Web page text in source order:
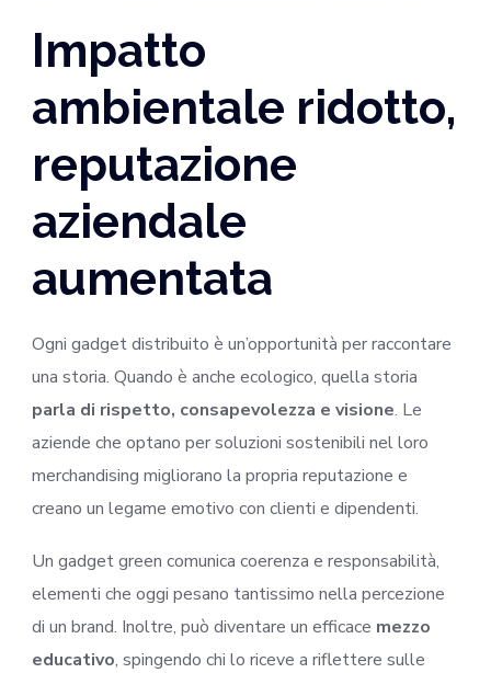
Impatto
ambientale ridotto,
reputazione
aziendale
aumentata
Ogni gadget distribuito è un’opportunità per raccontare
una storia. Quando è anche ecologico, quella storia
parla di rispetto, consapevolezza e visione. Le
aziende che optano per soluzioni sostenibili nel loro
merchandising migliorano la propria reputazione e
creano un legame emotivo con clienti e dipendenti.
Un gadget green comunica coerenza e responsabilità,
elementi che oggi pesano tantissimo nella percezione
di un brand. Inoltre, può diventare un efficace mezzo
educativo, spingendo chi lo riceve a riflettere sulle